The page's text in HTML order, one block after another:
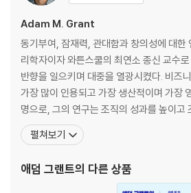
4장 서두르면 바보: 시기포착, 전략적인 지연,
또 다른 다빈치코드 | 미루기의 효과 | 진인
척자와 정착자 | 창의성의 생애주기: 참신한
5장 최적의 균형점과 트로이의 목마: 연대를
사소한 차이를 버리지 못하는 아집 | 온건한
을 넘어 연대와 협력의 길로
6장 이유 있는 반항: 형제자매, 부모, 정신적
타고난 반항아 | 적소(適所) 찾기`: 형제간 경
Adam M. Grant
동기부여, 잠재력, 관대함과 창의성에 대한
리학자이자 와튼스쿨의 최연소 종신 교수
반향을 일으키며 대중을 열광시켰다. 비즈
가장 많이 인용되고 가장 생산적이며 가장
명으로, 그의 연구는 조직의 성과를 높이고
줄이는 데 이바지했다. ‘세계에서 가장 영향
에 선정되었으며, 《포춘》 선정 ‘40세 미만
교에서 조직심리학 박사 학위를 받았다. 20
펼쳐보기
애덤 그랜트의 다른 상품